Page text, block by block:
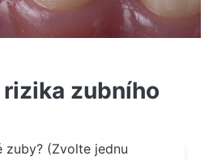
zubního
zuby? (Zvolte jednu